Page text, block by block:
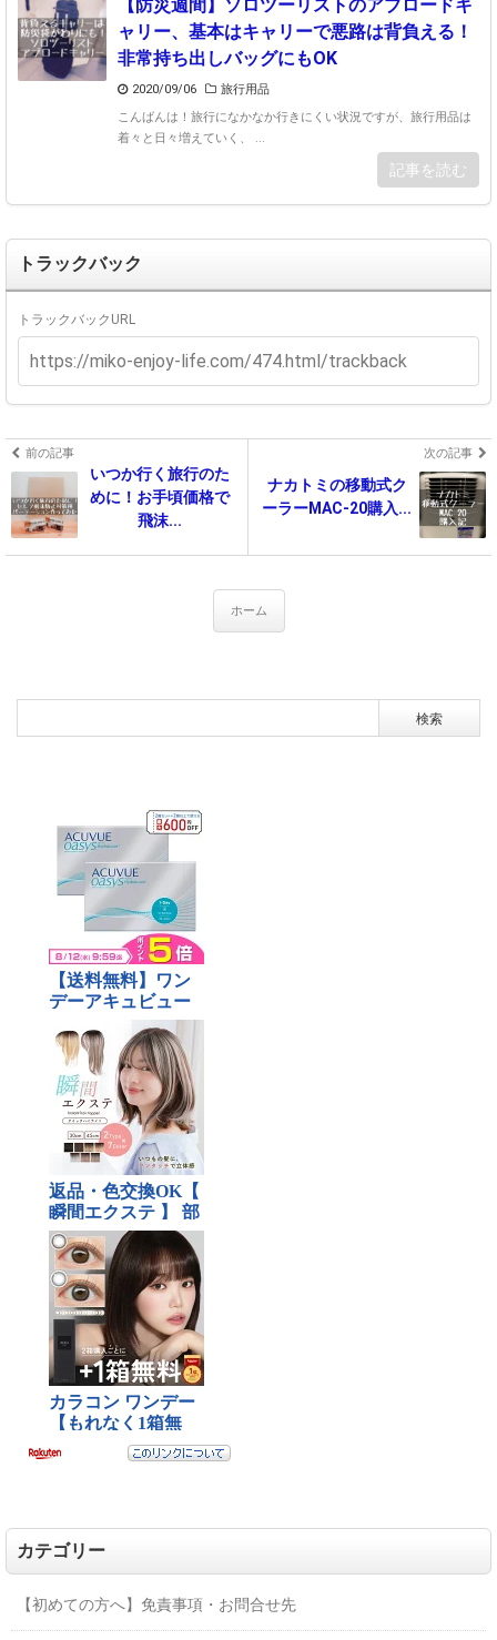
【防災週間】ソロツーリストのアブロードキ
ャリー、基本はキャリーで悪路は背負える！
非常持ち出しバッグにもOK
2020/09/06
旅行用品
こんばんは！旅行になかなか行きにくい状況ですが、旅行用品は
着々と日々増えていく、 ...
記事を読む
トラックバック
トラックバックURL
前の記事
いつか行く旅行のた
めに！お手頃価格で
飛沫...
次の記事
ナカトミの移動式ク
ーラーMAC-20購入...
ホーム
カテゴリー
【初めての方へ】免責事項・お問合せ先